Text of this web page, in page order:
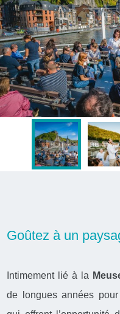
Goûtez à un
Intimement lié à la
de longues années